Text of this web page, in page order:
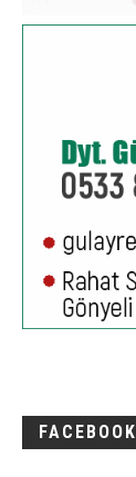
FACEBOOK